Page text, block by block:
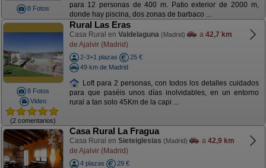
8 Fotos
para 12 personas de 400 m. Patio exterior de 2000 m,
donde hay piscina, dos zonas de barbaco ...
8 Fotos
Video
(2 comentarios)
Rural Las Eras
Casa Rural en Valdelaguna (Madrid) a 42,7 km
de Ajalvir (Madrid)
2-3+1 plazas
25 €
49 km de Madrid
Loft para 2 personas, con todos los detalles cuidados
para que paséis unos días inolvidables, en un entorno
rural a tan solo 45Km de la capi ...
Casa Rural La Fragua
Casa Rural en Sieteiglesias (Madrid) a 42,9 km
de Ajalvir (Madrid)
4 plazas
29 €